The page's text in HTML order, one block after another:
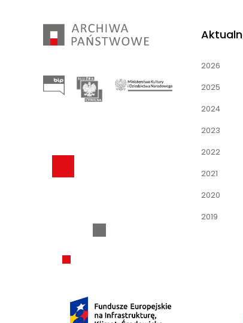
2026
2025
2024
2023
2022
2021
2020
2019